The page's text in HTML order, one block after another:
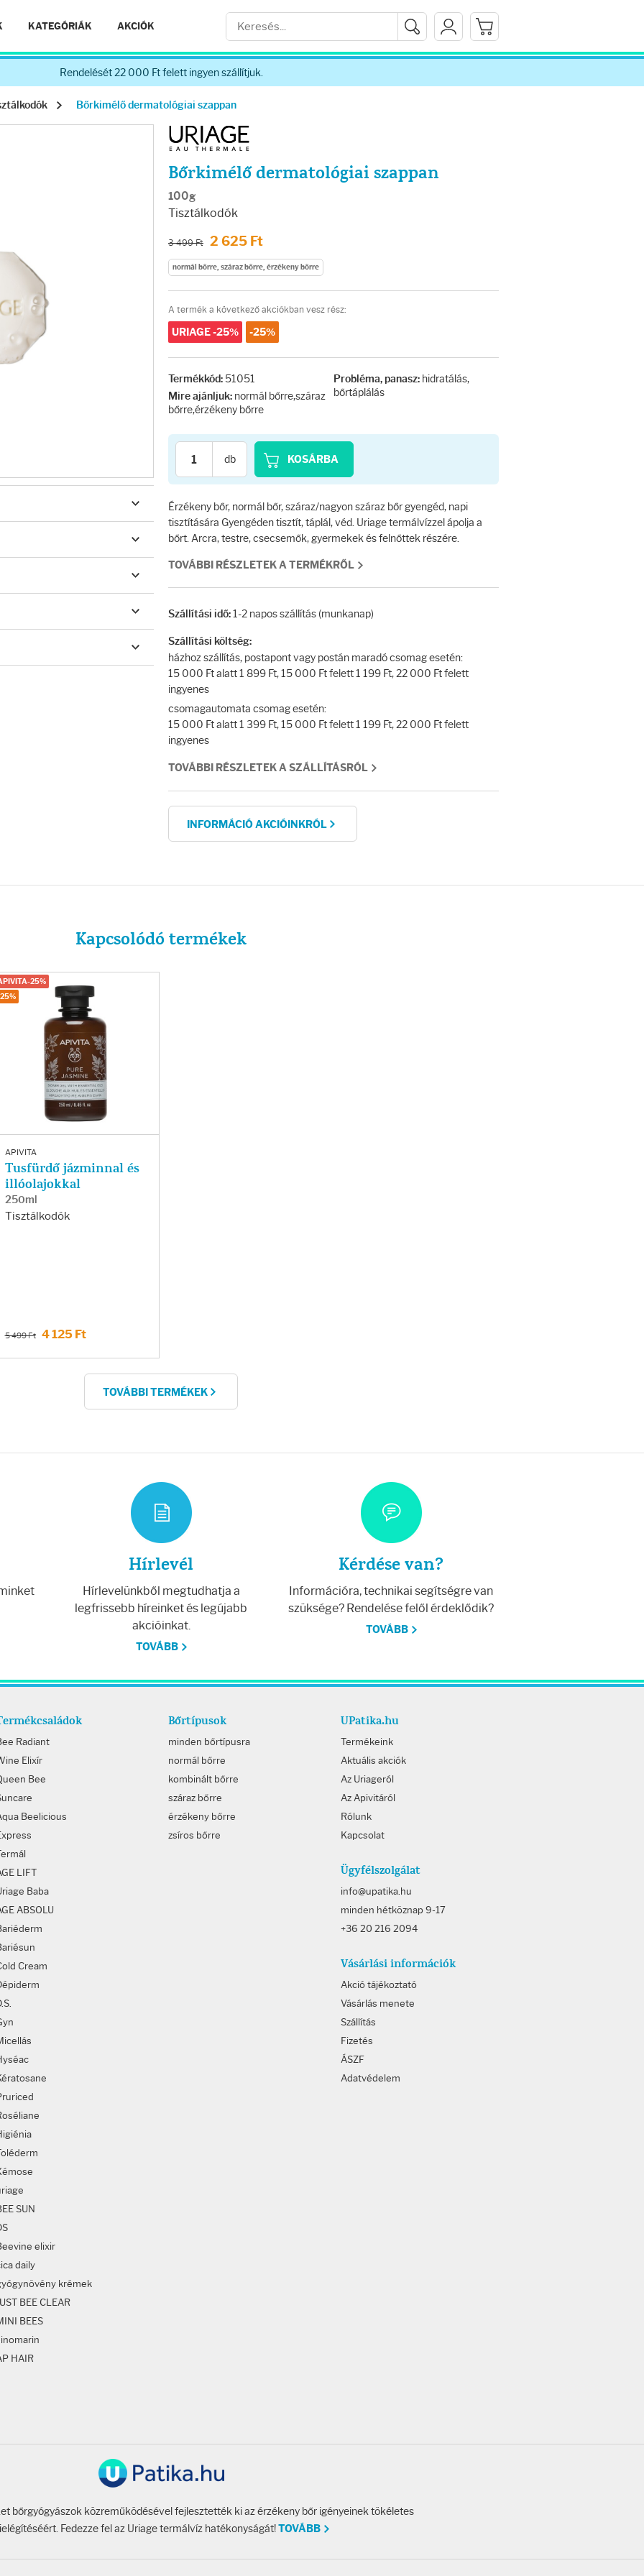
KATEGÓRIÁK AKCIÓK
Rendelését 22 000 Ft felett ingyen szállítjuk.
Bőrkimélő dermatológiai szappan
Bőrkimélő dermatológiai szappan
100g
Tisztálkodók
3 499 Ft 2 625 Ft
normál bőrre, száraz bőrre, érzékeny bőrre
A termék a következő akciókban vesz rész:
URIAGE -25% -25%
Termékkód: 51051
Mire ajánljuk: normál bőrre,száraz
bőrre,érzékeny bőrre
Probléma, panasz: hidratálás,
bőrtáplálás
db KOSÁRBA
Érzékeny bőr, normál bőr, száraz/nagyon száraz bőr gyengéd, napi
tisztítására Gyengéden tisztít, táplál, véd. Uriage termálvízzel ápolja a
bőrt. Arcra, testre, csecsemők, gyermekek és felnőttek részére.
TOVÁBBI RÉSZLETEK A TERMÉKRŐL
Szállítási idő:1-2 napos szállítás (munkanap)
Szállítási költség:
házhoz szállítás, postapont vagy postán maradó csomag esetén:
15 000 Ft alatt 1 899 Ft, 15 000 Ft felett 1 199 Ft, 22 000 Ft felett
ingyenes
csomagautomata csomag esetén:
15 000 Ft alatt 1 399 Ft, 15 000 Ft felett 1 199 Ft, 22 000 Ft felett
ingyenes
TOVÁBBI RÉSZLETEK A SZÁLLÍTÁSRÓL
INFORMÁCIÓ AKCIÓINKRÓL
Kapcsolódó termékek
APIVITA
Tusfürdő jázminnal és
illóolajokkal
250ml
Tisztálkodók
5 499 Ft 4 125 Ft
25%
TOVÁBBI TERMÉKEK
Hírlevél
Hírlevelünkből megtudhatja a
legfrissebb híreinket és legújabb
akcióinkat.
TOVÁBB
Kérdése van?
Információra, technikai segítségre van
szüksége? Rendelése felől érdeklődik?
TOVÁBB
Radiant
Elixír
Bee
Beelicious
LIFT
Baba
ABSOLU
Cream
SUN
elixir
daily
krémek
BEE CLEAR
BEES
HAIR
Bőrtípusok
minden bőrtípusra
normál bőrre
kombinált bőrre
száraz bőrre
érzékeny bőrre
zsíros bőrre
UPatika.hu
Termékeink
Aktuális akciók
Az Uriageról
Az Apivitáról
Rólunk
Kapcsolat
Ügyfélszolgálat
info@upatika.hu
minden hétköznap 9-17
+36 20 216 2094
Vásárlási információk
Akció tájékoztató
Vásárlás menete
Szállítás
Fizetés
ÁSZF
Adatvédelem
bőrgyógyászok közreműködésével fejlesztették ki az érzékeny bőr igényeinek tökéletes
Fedezze fel az Uriage termálvíz hatékonyságát!TOVÁBB